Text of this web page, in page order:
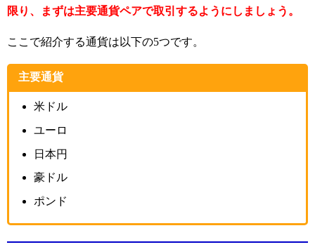
限り、まずは主要通貨ペアで取引するようにしましょう。
ここで紹介する通貨は以下の5つです。
主要通貨
米ドル
ユーロ
日本円
豪ドル
ポンド